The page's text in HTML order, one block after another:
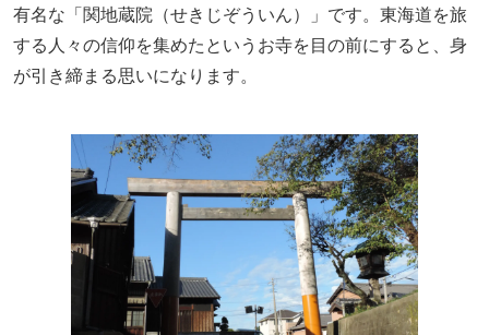
有名な「関地蔵院（せきじぞういん）」です。東海道を旅
する人々の信仰を集めたというお寺を目の前にすると、身
が引き締まる思いになります。